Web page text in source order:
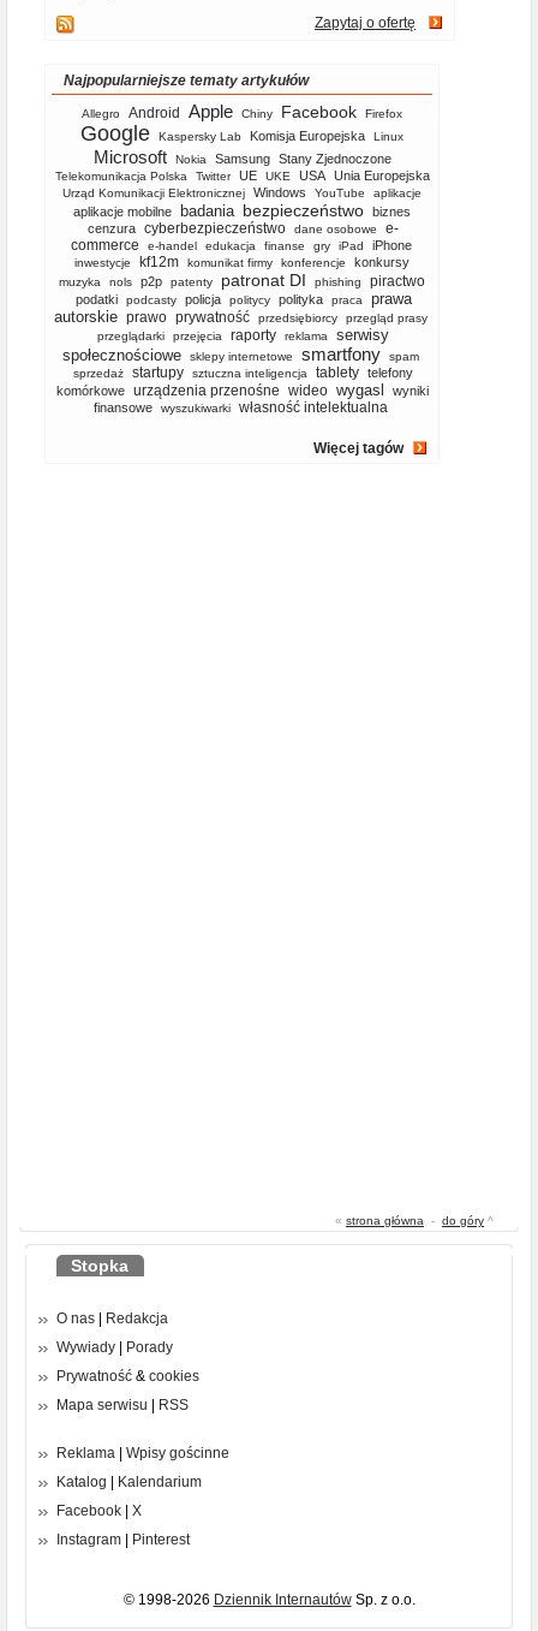
Zapytaj o ofertę
Najpopularniejsze tematy artykułów
Allegro Android Apple Chiny Facebook Firefox
Google Kaspersky Lab Komisja Europejska Linux
Microsoft Nokia Samsung Stany Zjednoczone
Telekomunikacja Polska Twitter UE UKE USA Unia Europejska
Urząd Komunikacji Elektronicznej Windows YouTube aplikacje
aplikacje mobilne badania bezpieczeństwo biznes
cenzura cyberbezpieczeństwo dane osobowe
e-
commerce
e-handel edukacja finanse gry iPad iPhone
inwestycje kf12m komunikat firmy konferencje konkursy
muzyka nols p2p patenty patronat DI phishing piractwo
podatki podcasty policja politycy polityka praca
prawa
autorskie prawo prywatność przedsiębiorcy
przegląd prasy
przeglądarki
przejęcia raporty reklama
serwisy
społecznościowe
sklepy internetowe smartfony
spam
sprzedaż
startupy sztuczna inteligencja tablety telefony
komórkowe
urządzenia przenośne wideo wygasl
wyniki
finansowe
wyszukiwarki własność intelektualna
Więcej tagów
« strona główna - do góry ^
Stopka
O nas | Redakcja
Wywiady | Porady
Prywatność & cookies
Mapa serwisu | RSS
Reklama | Wpisy gościnne
Katalog | Kalendarium
Facebook | X
Instagram | Pinterest
© 1998-2026 Dziennik InternautówSp. z o.o.